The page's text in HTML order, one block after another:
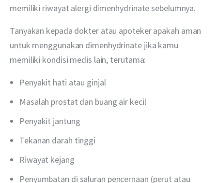
memiliki riwayat alergi dimenhydrinate sebelumnya.
Tanyakan kepada dokter atau apoteker apakah aman
untuk menggunakan dimenhydrinate jika kamu
memiliki kondisi medis lain, terutama:
Penyakit hati atau ginjal
Masalah prostat dan buang air kecil
Penyakit jantung
Tekanan darah tinggi
Riwayat kejang
Penyumbatan di saluran pencernaan (perut atau